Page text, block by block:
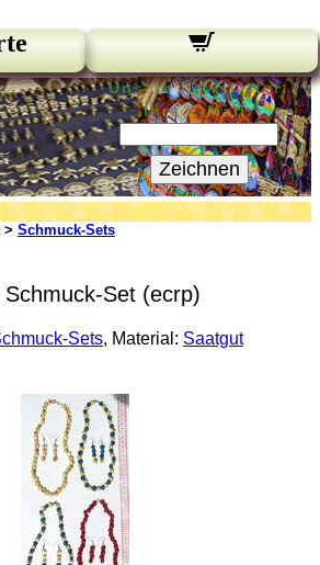
Unsere Newsletter:
Ihre E-Mail:
Zeichnen
> Schmuck-Sets
Schmuck-Set (ecrp)
Sets, Material: Saatgut